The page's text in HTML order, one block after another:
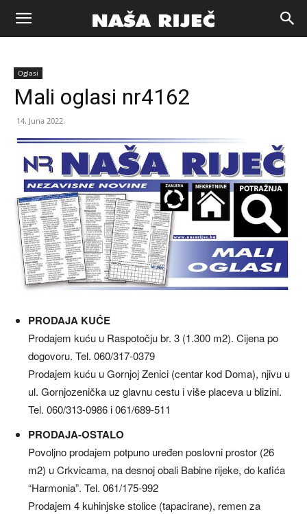
Naša
riječ
Zenica
Oglasi
Mali oglasi nr4162
14. Juna 2022.
PRODAJA KUĆE
Prodajem kuću u Raspotočju br. 3 (1.300 m2). Cijena po
dogovoru. Tel. 060/317-0379
Prodajem kuću u Gornjoj Zenici (centar kod Doma), njivu u
ul. Gornjozenička uz glavnu cestu i više placeva u blizini.
Tel. 060/313-0986 i 061/689-511
PRODAJA-OSTALO
Povoljno prodajem potpuno uređen poslovni prostor (26
m2) u Crkvicama, na desnoj obali Babine rijeke, do kafića
“Harmonia”. Tel. 061/175-992
Prodajem 4 kuhinjske stolice (tapacirane), remen za